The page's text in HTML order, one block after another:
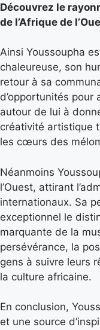
Découvrez le
de l’Afrique de
Ainsi Youssoupha
chaleureuse, son
retour à sa
d’opportunités pour
autour de lui à
créativité artistique
les cœurs des
Néanmoins
l’Ouest, attirant
internationaux. Sa
exceptionnel le
marquante de la
persévérance, la
gens à suivre leurs
la culture africaine.
En conclusion,
et une source